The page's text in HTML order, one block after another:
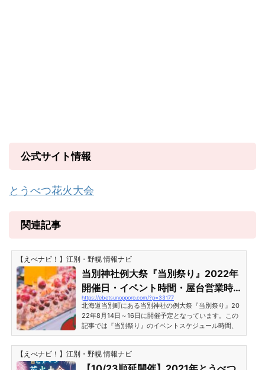
公式サイト情報
とうべつ花火大会
関連記事
【えべナビ！】江別・野幌 情報ナビ
当別神社例大祭『当別祭り』2022年
開催日・イベント時間・屋台営業時
間［北海道当別町］
https://ebetsunopporo.com/?p=33177
北海道当別町にある当別神社の例大祭『当別祭り』20
22年8月14日～16日に開催予定となっています。この
記事では『当別祭り』のイベントスケジュール時間、
神輿渡御、露天・屋台出店の営業時間等についてご紹
介します。※なお、状況により中止になる場合があり
ます。最新情報については公式サイトをご確認くださ
い。※当別祭り前日に開催予定の『とうべつ花火大
【えべナビ！】江別・野幌 情報ナビ